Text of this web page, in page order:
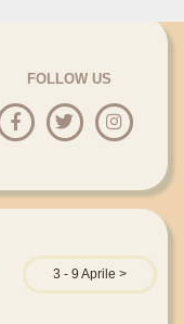
FOLLOW US
3 - 9 Aprile